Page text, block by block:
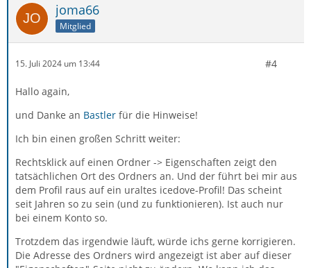
joma66
Mitglied
15. Juli 2024 um 13:44 #4
Hallo again,
und Danke an Bastler für die Hinweise!
Ich bin einen großen Schritt weiter:
Rechtsklick auf einen Ordner -> Eigenschaften zeigt den
tatsächlichen Ort des Ordners an. Und der führt bei mir aus
dem Profil raus auf ein uraltes icedove-Profil! Das scheint
seit Jahren so zu sein (und zu funktionieren). Ist auch nur
bei einem Konto so.
Trotzdem das irgendwie läuft, würde ichs gerne korrigieren.
Die Adresse des Ordners wird angezeigt ist aber auf dieser